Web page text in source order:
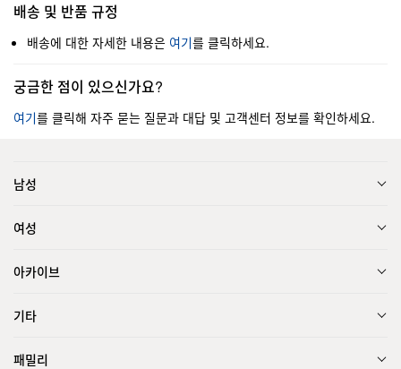
배송 및 반품 규정
배송에 대한 자세한 내용은 여기를 클릭하세요.
궁금한 점이 있으신가요?
여기를 클릭해 자주 묻는 질문과 대답 및 고객센터 정보를 확인하세요.
남성
여성
아카이브
기타
패밀리